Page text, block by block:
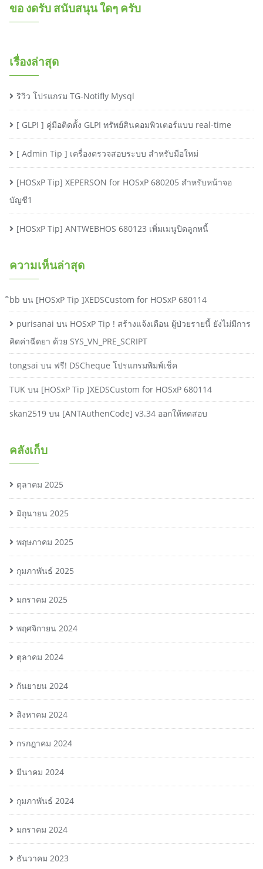
ขอ งดรับ สนับสนุน ใดๆ ครับ
เรื่องล่าสุด
ริวิว โปรแกรม TG-Notifly Mysql
[ GLPI ] คู่มือติดตั้ง GLPI ทรัพย์สินคอมพิวเตอร์แบบ real-time
[ Admin Tip ] เครื่องตรวจสอบระบบ สำหรับมือใหม่
[HOSxP Tip] XEPERSON for HOSxP 680205 สำหรับหน้าจอ
บัญชี1
[HOSxP Tip] ANTWEBHOS 680123 เพิ่มเมนูปิดลูกหนี้
ความเห็นล่าสุด
ิbb บน [HOSxP Tip ]XEDSCustom for HOSxP 680114
purisanai บน HOSxP Tip ! สร้างแจ้งเตือน ผู้ป่วยรายนี้ ยังไม่มีการ
คิดค่าฉีดยา ด้วย SYS_VN_PRE_SCRIPT
tongsai บน ฟรี! DSCheque โปรแกรมพิมพ์เช็ค
TUK บน [HOSxP Tip ]XEDSCustom for HOSxP 680114
skan2519 บน [ANTAuthenCode] v3.34 ออกให้ทดสอบ
คลังเก็บ
ตุลาคม 2025
มิถุนายน 2025
พฤษภาคม 2025
กุมภาพันธ์ 2025
มกราคม 2025
พฤศจิกายน 2024
ตุลาคม 2024
กันยายน 2024
สิงหาคม 2024
กรกฎาคม 2024
มีนาคม 2024
กุมภาพันธ์ 2024
มกราคม 2024
ธันวาคม 2023